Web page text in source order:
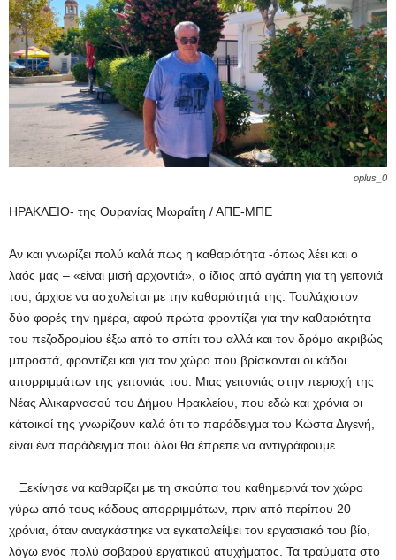
oplus_0
ΗΡΑΚΛΕΙΟ- της Ουρανίας Μωραΐτη / ΑΠΕ-ΜΠΕ
Αν και γνωρίζει πολύ καλά πως η καθαριότητα -όπως λέει και ο
λαός μας – «είναι μισή αρχοντιά», ο ίδιος από αγάπη για τη γειτονιά
του, άρχισε να ασχολείται με την καθαριότητά της. Τουλάχιστον
δύο φορές την ημέρα, αφού πρώτα φροντίζει για την καθαριότητα
του πεζοδρομίου έξω από το σπίτι του αλλά και τον δρόμο ακριβώς
μπροστά, φροντίζει και για τον χώρο που βρίσκονται οι κάδοι
απορριμμάτων της γειτονιάς του. Μιας γειτονιάς στην περιοχή της
Νέας Αλικαρνασού του Δήμου Ηρακλείου, που εδώ και χρόνια οι
κάτοικοί της γνωρίζουν καλά ότι το παράδειγμα του Κώστα Διγενή,
είναι ένα παράδειγμα που όλοι θα έπρεπε να αντιγράφουμε.
Ξεκίνησε να καθαρίζει με τη σκούπα του καθημερινά τον χώρο
γύρω από τους κάδους απορριμμάτων, πριν από περίπου 20
χρόνια, όταν αναγκάστηκε να εγκαταλείψει τον εργασιακό του βίο,
λόγω ενός πολύ σοβαρού εργατικού ατυχήματος. Τα τραύματα στο